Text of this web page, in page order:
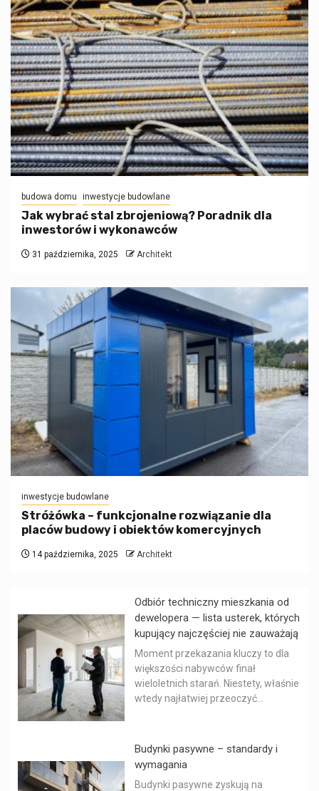
budowa domu inwestycje budowlane
Jak wybrać stal zbrojeniową? Poradnik dla
inwestorów i wykonawców
31 października, 2025 Architekt
inwestycje budowlane
Stróżówka – funkcjonalne rozwiązanie dla
placów budowy i obiektów komercyjnych
14 października, 2025 Architekt
Odbiór techniczny mieszkania od
dewelopera — lista usterek, których
kupujący najczęściej nie zauważają
Moment przekazania kluczy to dla
większości nabywców finał
wieloletnich starań. Niestety, właśnie
wtedy najłatwiej przeoczyć...
Budynki pasywne – standardy i
wymagania
Budynki pasywne zyskują na